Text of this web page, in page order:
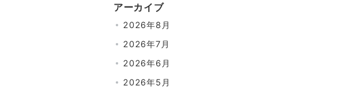
アーカイブ
2026年8月
2026年7月
2026年6月
2026年5月